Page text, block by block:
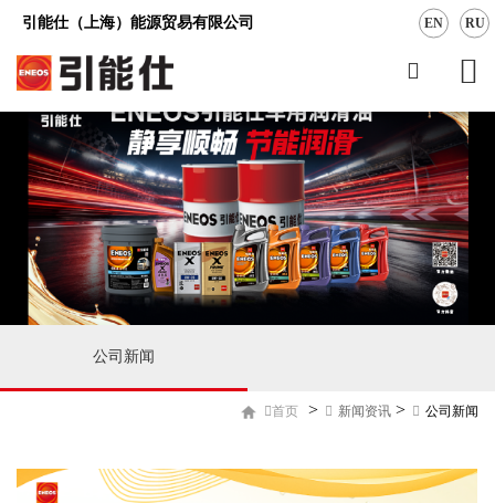
引能仕（上海）能源贸易有限公司 EN RU
公司新闻
首页 > 新闻资讯 > 公司新闻